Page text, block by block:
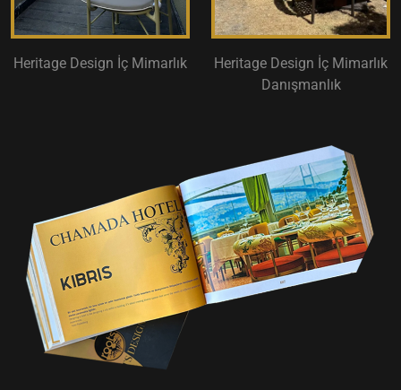
Heritage Design İç Mimarlık
Heritage Design İç Mimarlık
Danışmanlık